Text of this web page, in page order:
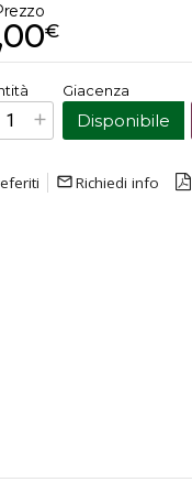
€
Prezzo finale:€12,00
Giacenza
Disponibile
mail_outline Richiedi info